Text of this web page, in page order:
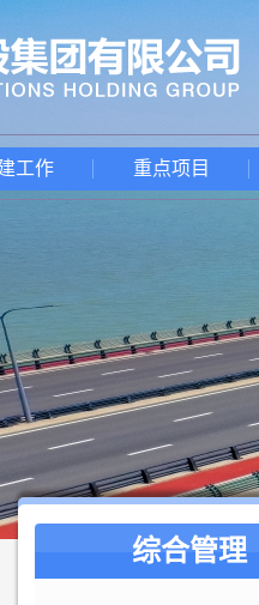
工作 重点项目
综合管理